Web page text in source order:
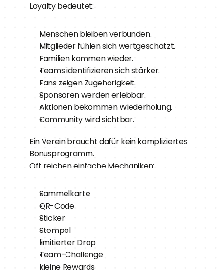
Loyalty bedeutet:
Menschen bleiben verbunden.
Mitglieder fühlen sich wertgeschätzt.
Familien kommen wieder.
Teams identifizieren sich stärker.
Fans zeigen Zugehörigkeit.
Sponsoren werden erlebbar.
Aktionen bekommen Wiederholung.
Community wird sichtbar.
Ein Verein braucht dafür kein kompliziertes
Bonusprogramm.
Oft reichen einfache Mechaniken:
Sammelkarte
QR-Code
Sticker
Stempel
limitierter Drop
Team-Challenge
kleine Rewards